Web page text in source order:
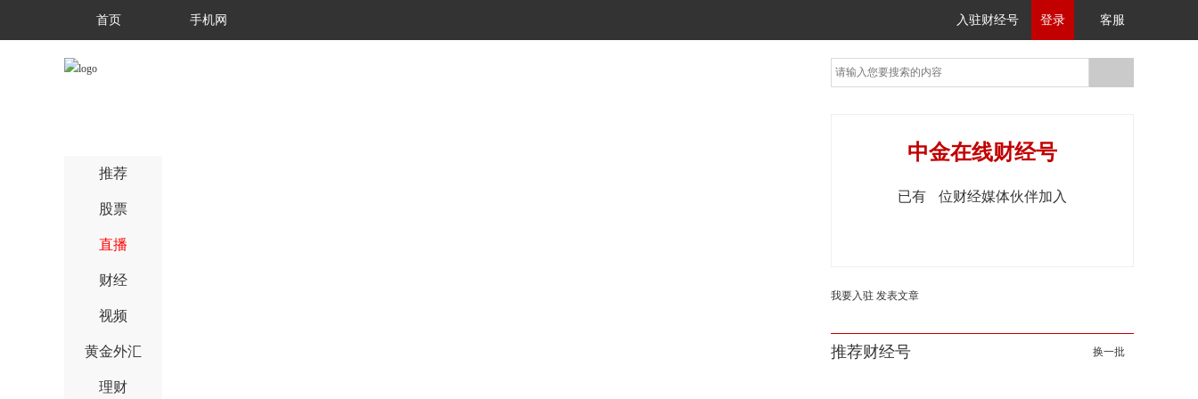
首页 手机网 入驻财经号 登录 客服
推荐
股票
直播
财经
视频
黄金外汇
理财
中金在线财经号
已有 位财经媒体伙伴加入
我要入驻 发表文章
推荐财经号 换一批